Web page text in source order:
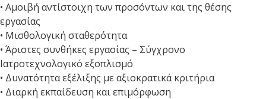
• Αμοιβή αντίστοιχη των προσόντων και της θέσης
εργασίας
• Μισθολογική σταθερότητα
• Άριστες συνθήκες εργασίας – Σύγχρονο
Ιατροτεχνολογικό εξοπλισμό
• Δυνατότητα εξέλιξης με αξιοκρατικά κριτήρια
• Διαρκή εκπαίδευση και επιμόρφωση